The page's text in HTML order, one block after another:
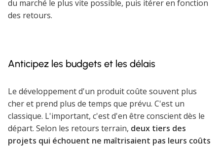
du marché le plus vite possible, puis itérer en fonction
des retours.
Anticipez les budgets et les délais
Le développement d'un produit coûte souvent plus
cher et prend plus de temps que prévu. C'est un
classique. L'important, c'est d'en être conscient dès le
départ. Selon les retours terrain, deux tiers des
projets qui échouent ne maîtrisaient pas leurs coûts